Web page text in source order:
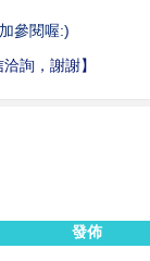
參閱喔:)
詢，謝謝】
發佈